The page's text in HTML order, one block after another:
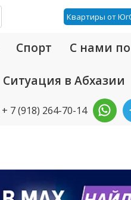
Квартиры от
Спорт С нами
Ситуация в Абхазии
+ 7 (918) 264-70-14